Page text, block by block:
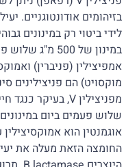
בזיהומים אודונטוגניים.
לידי ביטוי רק במינונים
במינון של 500 מ"ג שלוש פעמים ביום.
אמפיצילין (פניברין)
מוקסויט) הם פניצילינים
שלוש פעמים ביום במינונים 500-250 מ"ג בכל פעם.
אוגמנטין הוא
החומצה הזאת מעלה את